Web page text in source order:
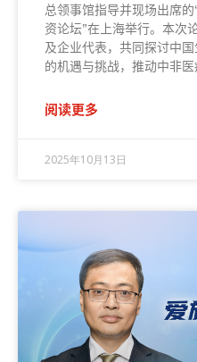
总领事馆指导并现场出席
资论坛”在上海举行。本次
及企业代表，共同探讨中
的机遇与挑战，推动中非医
阅读更多
2025年10月13日